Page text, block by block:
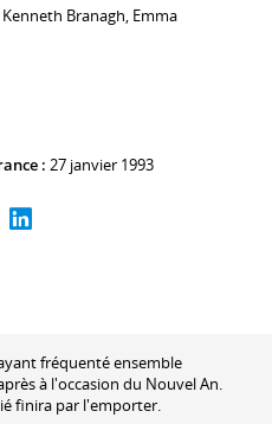
Kenneth Branagh, Emma
: 27 janvier 1993
fréquenté ensemble
à l'occasion du Nouvel An.
finira par l'emporter.